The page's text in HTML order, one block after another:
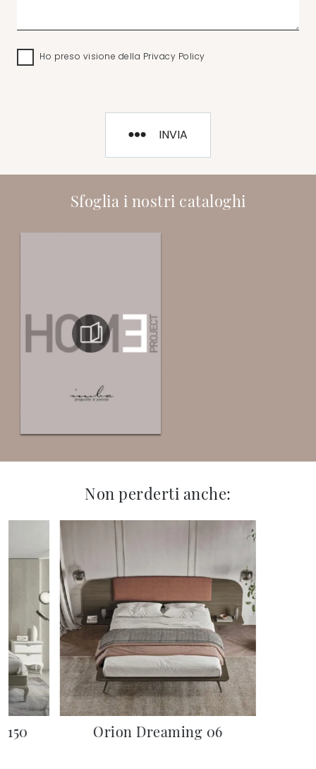
Sfoglia i nostri cataloghi
Ho preso visione della Privacy Policy
INVIA
Non perderti anche:
Orion Dreaming 06